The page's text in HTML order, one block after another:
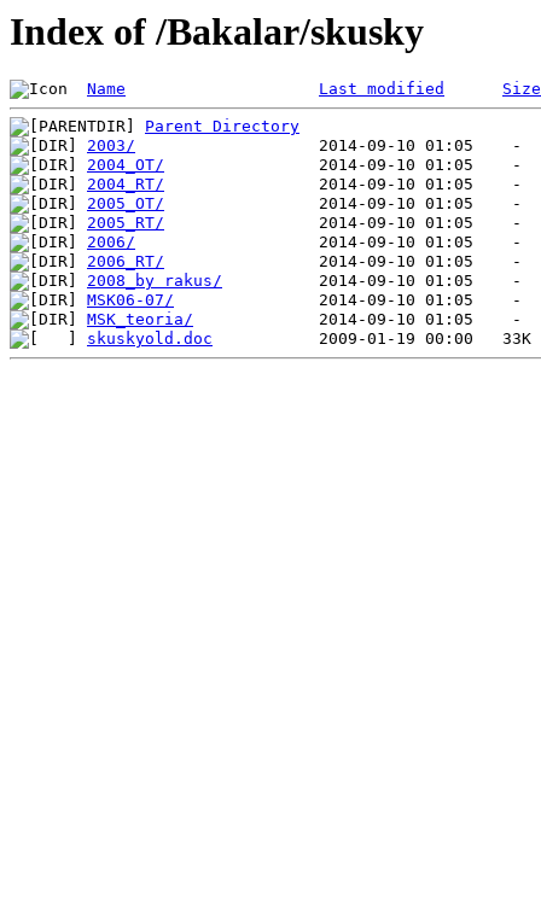
Index of /Bakalar/skusky
Name Last modified Size
Parent Directory
2003/
2004_OT/
2004_RT/
2005_OT/
2005_RT/
2006/
2006_RT/
2008_by rakus/
MSK06-07/
MSK_teoria/
skuskyold.doc